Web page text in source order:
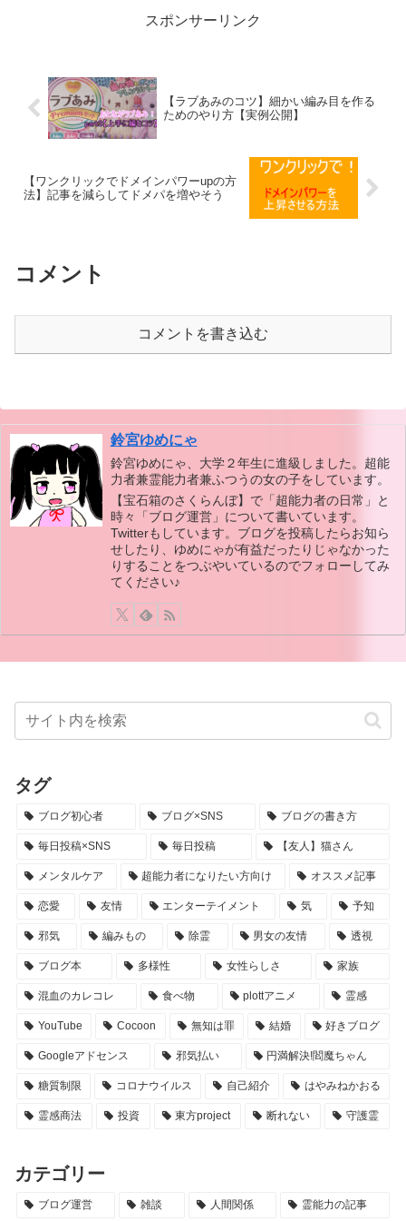
スポンサーリンク
【ラブあみのコツ】細かい編み目を作る
ためのやり方【実例公開】
【ワンクリックでドメインパワーupの方
法】記事を減らしてドメパを増やそう
コメント
コメントを書き込む
鈴宮ゆめにゃ
鈴宮ゆめにゃ、大学２年生に進級しました。超能
力者兼霊能力者兼ふつうの女の子をしています。
【宝石箱のさくらんぼ】で「超能力者の日常」と
時々「ブログ運営」について書いています。
Twitterもしています。ブログを投稿したらお知ら
せしたり、ゆめにゃが有益だったりじゃなかった
りすることをつぶやいているのでフォローしてみ
てください♪
タグ
ブログ初心者 ブログ×SNS ブログの書き方
毎日投稿×SNS 毎日投稿 【友人】猫さん
メンタルケア 超能力者になりたい方向け オススメ記事
恋愛 友情 エンターテイメント 気 予知
邪気 編みもの 除霊 男女の友情 透視
ブログ本 多様性 女性らしさ 家族
混血のカレコレ 食べ物 plottアニメ 霊感
YouTube Cocoon 無知は罪 結婚 好きブログ
Googleアドセンス 邪気払い 円満解決!閻魔ちゃん
糖質制限 コロナウイルス 自己紹介 はやみねかおる
霊感商法 投資 東方project 断れない 守護霊
カテゴリー
ブログ運営 雑談 人間関係 霊能力の記事